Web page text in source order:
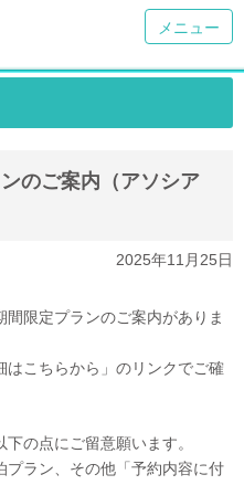
メニュー
のご案内（アソシア
2025年11月25日
限定プランのご案内がありま
はこちらから」のリンクでご確
の点にご留意願います。
プラン、その他「予約内容に付